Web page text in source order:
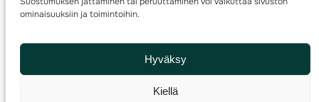
ominaisuuksiin ja toimintoihin.
Hyväksy
Kiellä
© 2025 ·Suomen Suunnistusliitto· Valimotie 10, 00380 Helsinki, Finland
info(a)suunnistusliitto.fi,Rastilipun asiat: rastilippu(a)suunnistusliitto.fi
Kilpailut ja kuntorastit – Rastilippu:::Rastilipun ohjeet